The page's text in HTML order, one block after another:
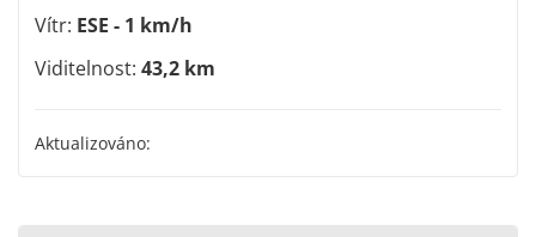
Vítr: ESE - 1 km/h
Viditelnost: 43,2 km
Aktualizováno: